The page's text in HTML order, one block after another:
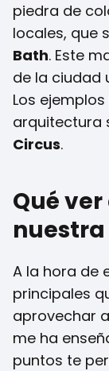
piedra de
locales, que
Bath. Este
de la ciudad
Los
arquitectura
Circus.
Qué
A la hora de
principales
aprovechar
me ha
puntos te